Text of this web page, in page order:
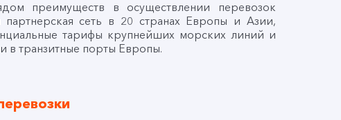
преимуществ в осуществлении перевозок
сеть в 20 странах Европы и Азии,
тарифы крупнейших морских линий и
в транзитные порты Европы.